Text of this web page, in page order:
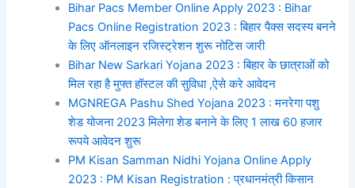
Bihar Pacs Member Online Apply 2023 : Bihar
Pacs Online Registration 2023 : बिहार पैक्स सदस्य बनने
के लिए ऑनलाइन रजिस्ट्रेशन शुरू नोटिस जारी
Bihar New Sarkari Yojana 2023 : बिहार के छात्राओं को
मिल रहा है मुफ्त हॉस्टल की सुविधा ,ऐसे करे आवेदन
MGNREGA Pashu Shed Yojana 2023 : मनरेगा पशु
शेड योजना 2023 मिलेगा शेड बनाने के लिए 1 लाख 60 हजार
रूपये आवेदन शुरू
PM Kisan Samman Nidhi Yojana Online Apply
2023 : PM Kisan Registration : प्रधानमंत्री किसान